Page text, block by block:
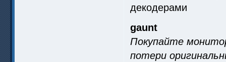
декодерами
gaunt
Покупайте
потери